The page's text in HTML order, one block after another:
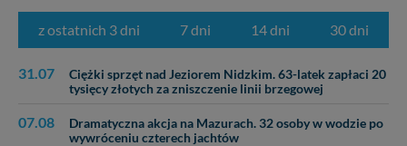
z ostatnich 3 dni 7 dni 14 dni 30 dni
31.07
Ciężki sprzęt nad Jeziorem Nidzkim. 63-latek zapłaci 20
tysięcy złotych za zniszczenie linii brzegowej
07.08
Dramatyczna akcja na Mazurach. 32 osoby w wodzie po
wywróceniu czterech jachtów